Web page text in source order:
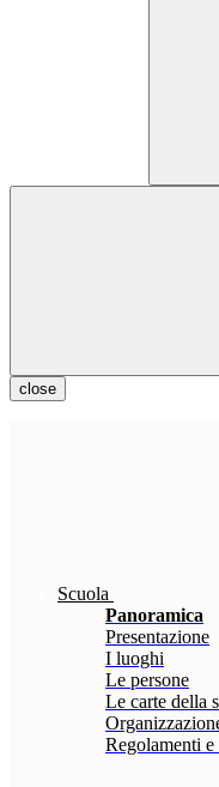
close
Scuola
Panoramica
Presentazione
I luoghi
Le persone
Le carte della
Regolamenti